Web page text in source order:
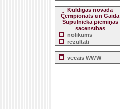
Kuldīgas novada
Čempionāts un Gaida
Šūpulnieka piemiņas
sacensības
nolikums
rezultāti
vecais WWW